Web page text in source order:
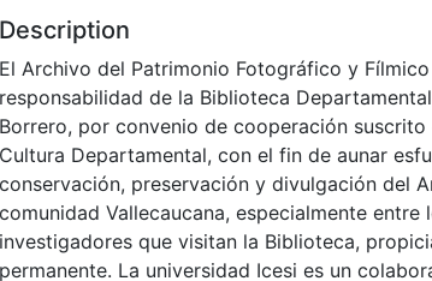
Description
El Archivo del Patrimonio Fotográfico y
responsabilidad de la Biblioteca
Borrero, por convenio de cooperación
Cultura Departamental, con el fin de aunar
conservación, preservación y divulgación del
comunidad Vallecaucana, especialmente entre
investigadores que visitan la Biblioteca,
permanente. La universidad Icesi es un